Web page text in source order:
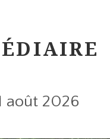
août 2026